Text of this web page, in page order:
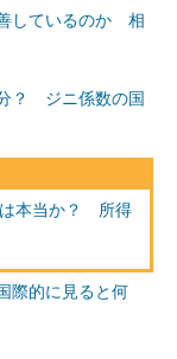
しているのか 相
？ ジニ係数の国
は本当か？ 所得
際的に見ると何